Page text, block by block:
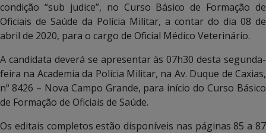
condição “sub judice”, no Curso Básico de Formação de
Oficiais de Saúde da Polícia Militar, a contar do dia 08 de
abril de 2020, para o cargo de Oficial Médico Veterinário.
A candidata deverá se apresentar às 07h30 desta segunda-
feira na Academia da Polícia Militar, na Av. Duque de Caxias,
nº 8426 – Nova Campo Grande, para início do Curso Básico
de Formação de Oficiais de Saúde.
Os editais completos estão disponíveis nas páginas 85 a 87